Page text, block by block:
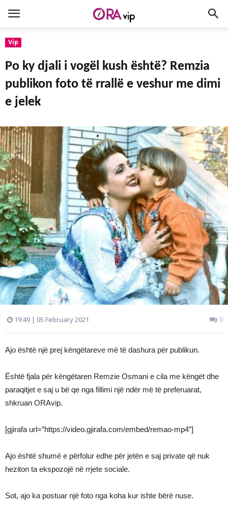
Vip
Po ky djali i vogël kush është? Remzia
publikon foto të rrallë e veshur me dimi
e jelek
19:49 | 05 February 2021 0
Ajo është një prej këngëtareve më të dashura për publikun.
Është fjala për këngëtaren Remzie Osmani e cila me këngët dhe
paraqitjet e saj u bë qe nga fillimi një ndër më të preferuarat,
shkruan ORAvip.
[gjirafa url=”https://video.gjirafa.com/embed/remao-mp4″]
Ajo është shumë e përfolur edhe për jetën e saj private që nuk
heziton ta ekspozojë në rrjete sociale.
Sot, ajo ka postuar një foto nga koha kur ishte bërë nuse.